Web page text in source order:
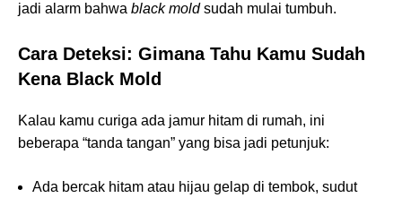
jadi alarm bahwa black mold sudah mulai tumbuh.
Cara Deteksi: Gimana Tahu Kamu Sudah
Kena Black Mold
Kalau kamu curiga ada jamur hitam di rumah, ini
beberapa “tanda tangan” yang bisa jadi petunjuk:
Ada bercak hitam atau hijau gelap di tembok, sudut